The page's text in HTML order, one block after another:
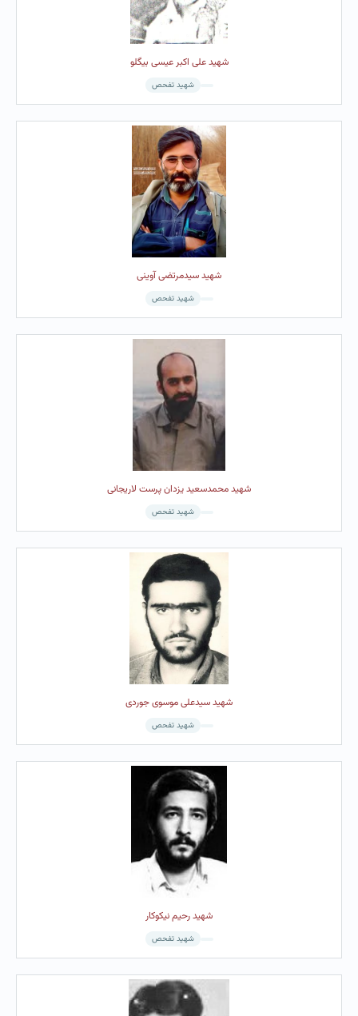
شهید علی اکبر عیسی بیگلو
شهید تفحص
شهید سیدمرتضی آوینی
شهید تفحص
شهید محمدسعید یزدان پرست لاریجانی
شهید تفحص
شهید سیدعلی موسوی جوردی
شهید تفحص
شهید رحیم نیکوکار
شهید تفحص